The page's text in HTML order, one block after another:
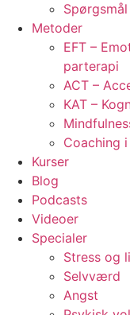
Metoder
EFT –
parterapi
ACT –
KAT –
Coaching
Kurser
Blog
Podcasts
Videoer
Specialer
Stress og
Selvværd
Angst